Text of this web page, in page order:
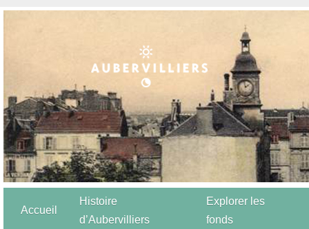
Accueil
Histoire
d’Aubervilliers
Explorer les
fonds